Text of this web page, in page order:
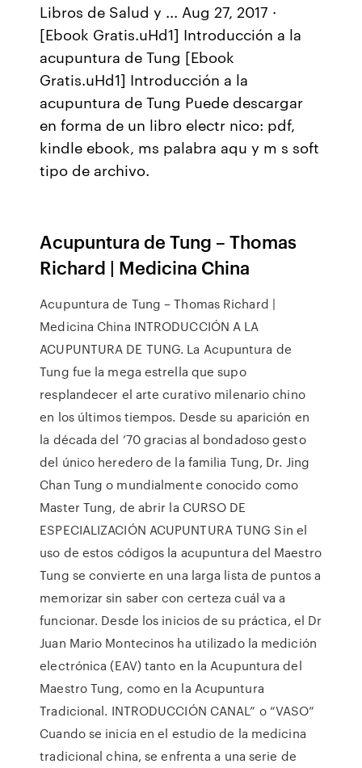
Libros de Salud y ... Aug 27, 2017 ·
[Ebook Gratis.uHd1] Introducción a la
acupuntura de Tung [Ebook
Gratis.uHd1] Introducción a la
acupuntura de Tung Puede descargar
en forma de un libro electr nico: pdf,
kindle ebook, ms palabra aqu y m s soft
tipo de archivo.
Acupuntura de Tung – Thomas
Richard | Medicina China
Acupuntura de Tung – Thomas Richard |
Medicina China INTRODUCCIÓN A LA
ACUPUNTURA DE TUNG. La Acupuntura de
Tung fue la mega estrella que supo
resplandecer el arte curativo milenario chino
en los últimos tiempos. Desde su aparición en
la década del ’70 gracias al bondadoso gesto
del único heredero de la familia Tung, Dr. Jing
Chan Tung o mundialmente conocido como
Master Tung, de abrir la CURSO DE
ESPECIALIZACIÓN ACUPUNTURA TUNG Sin el
uso de estos códigos la acupuntura del Maestro
Tung se convierte en una larga lista de puntos a
memorizar sin saber con certeza cuál va a
funcionar. Desde los inicios de su práctica, el Dr
Juan Mario Montecinos ha utilizado la medición
electrónica (EAV) tanto en la Acupuntura del
Maestro Tung, como en la Acupuntura
Tradicional. INTRODUCCIÓN CANAL” o “VASO”
Cuando se inicia en el estudio de la medicina
tradicional china, se enfrenta a una serie de